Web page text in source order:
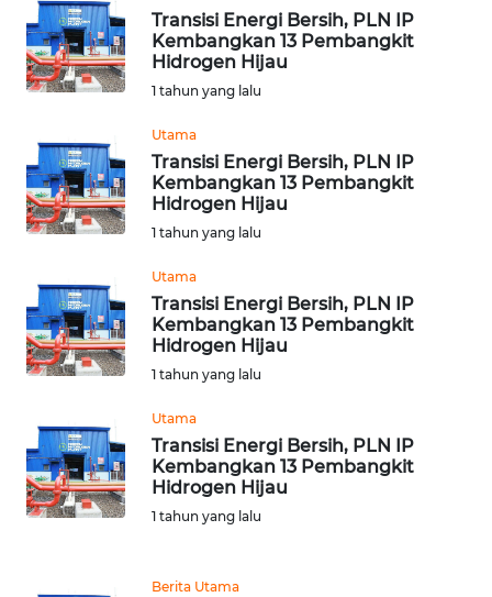
Transisi Energi Bersih, PLN IP
Kembangkan 13 Pembangkit
Hidrogen Hijau
1 tahun yang lalu
Utama
Transisi Energi Bersih, PLN IP
Kembangkan 13 Pembangkit
Hidrogen Hijau
1 tahun yang lalu
Utama
Transisi Energi Bersih, PLN IP
Kembangkan 13 Pembangkit
Hidrogen Hijau
1 tahun yang lalu
Utama
Transisi Energi Bersih, PLN IP
Kembangkan 13 Pembangkit
Hidrogen Hijau
1 tahun yang lalu
Berita Utama
WN
KALTARA
KALSEL
WN
KALTIM
WN
SULSEL
WN
WN
SULUT